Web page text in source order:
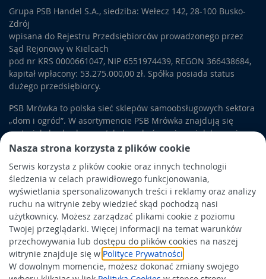
Nasza strona korzysta z plików cookie
Serwis korzysta z plików cookie oraz innych technologii
śledzenia w celach prawidłowego funkcjonowania,
wyświetlania spersonalizowanych treści i reklamy oraz analizy
ruchu na witrynie żeby wiedzieć skąd pochodzą nasi
użytkownicy. Możesz zarządzać plikami cookie z poziomu
Twojej przeglądarki. Więcej informacji na temat warunków
przechowywania lub dostępu do plików cookies na naszej
witrynie znajduje się w Polityce Prywatności
W dowolnym momencie, możesz dokonać zmiany swojego
Grupa PSB Handel S.A., siedziba: Wełecz 142, 28-100 Busko-
Zdrój
wpisana do Rejestru Przedsiębiorców prowadzonego przez
Sąd Rejonowy w Kielcach
pod nr KRS 0000661047, NIP 6551974439, REGON 366438684,
kapitał wpłacony: 53.275.000,00 zł. Spółka posiada status
dużego przedsiębiorcy.
PSB Mrówka to polska sieć sklepów samoobsługowych sektora
„dom i ogród”. W asortymencie PSB Mrówka znajdują się
materiały budowlane, artykuły wykończeniowe i dekoracyjne,
wyposażenie łazienek i kuchni, elektronarzędzia, a także
artykuły związane z ogrodem i otoczeniem domu.
Obowiązek informacyjny
Polityka prywatności
Polityka Cookies
Odbiór zużytego sprzętu
Wspierają nas: